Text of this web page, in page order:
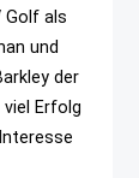
Golf als
und
der
Erfolg